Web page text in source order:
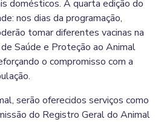
domésticos. A quarta edição do
nos dias da programação,
tomar diferentes vacinas na
Saúde e Proteção ao Animal
o compromisso com a
serão oferecidos serviços como
do Registro Geral do Animal